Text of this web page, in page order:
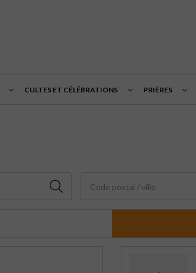
CULTES ET CÉLÉBRATIONS PRIÈRES
Code postal / ville